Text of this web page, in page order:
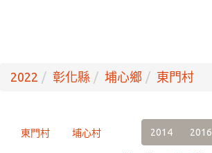
2022 彰化縣 埔心鄉 東門村
2014 2016
東門村 埔心村